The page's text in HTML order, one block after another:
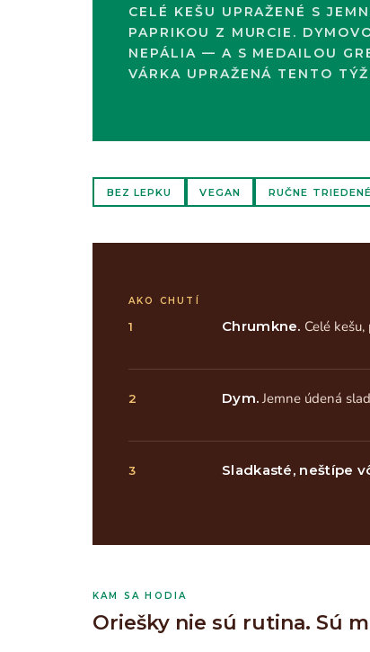
CELÉ KEŠU UPRAŽENÉ S
PAPRIKOU Z MURCIE.
NEPÁLIA — A S MEDAILOU
VÁRKA UPRAŽENÁ TENTO
BEZ LEPKU VEGAN RUČNE TRIEDENÉ
AKO CHUTÍ
1 Chrumkne. Celé
2 Dym. Jemne údená
3 Sladkasté, neštípe
KAM SA HODIA
Oriešky nie sú rutina. Sú